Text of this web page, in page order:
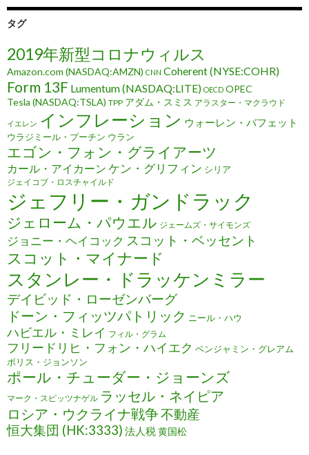
タグ
2019年新型コロナウィルス
Amazon.com (NASDAQ:AMZN) CNN Coherent (NYSE:COHR)
Form 13F Lumentum (NASDAQ:LITE) OECD OPEC
Tesla (NASDAQ:TSLA) TPP アダム・スミス アラスター・マクラウド
イエレン インフレーション ウォーレン・バフェット
ウラジミール・プーチン ウラン
エゴン・フォン・グライアーツ
カール・アイカーン ケン・グリフィン シリア
ジェイコブ・ロスチャイルド
ジェフリー・ガンドラック
ジェローム・パウエル ジェームズ・サイモンズ
ジョニー・ヘイコック スコット・ベッセント
スコット・マイナード
スタンレー・ドラッケンミラー
デイビッド・ローゼンバーグ
ドーン・フィッツパトリック ニール・ハウ
ハビエル・ミレイ フィル・グラム
フリードリヒ・フォン・ハイエク ベンジャミン・グレアム
ボリス・ジョンソン
ポール・チューダー・ジョーンズ
マーク・スピッツナゲル ラッセル・ネイピア
ロシア・ウクライナ戦争不動産
恒大集団 (HK:3333) 法人税黄国松